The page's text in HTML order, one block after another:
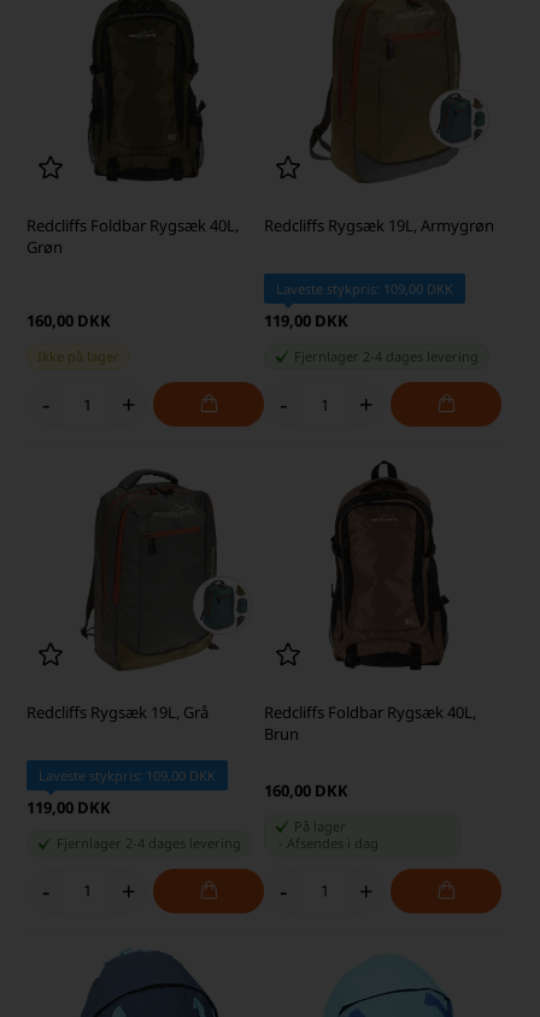
Redcliffs Foldbar Rygsæk 40L,
Grøn
160,00 DKK
Ikke på lager
- +
Redcliffs Rygsæk 19L, Armygrøn
Laveste stykpris: 109,00 DKK
119,00 DKK
Fjernlager 2-4 dages levering
- +
Redcliffs Rygsæk 19L, Grå
Laveste stykpris: 109,00 DKK
119,00 DKK
Fjernlager 2-4 dages levering
- +
Redcliffs Foldbar Rygsæk 40L,
Brun
160,00 DKK
På lager
Afsendes i dag
- +